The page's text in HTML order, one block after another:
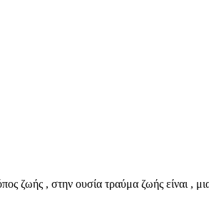
ζωής , στην ουσία τραύμα ζωής είναι ,